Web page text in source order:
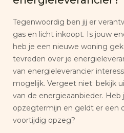
Tegenwoordig ben jij er
gas en licht inkoopt. Is jouw
heb je een nieuwe woning
tevreden over je
van energieleverancier
mogelijk. Vergeet niet: bekijk
van de energieaanbieder.
opzegtermijn en geldt er een
voortijdig opzeg?